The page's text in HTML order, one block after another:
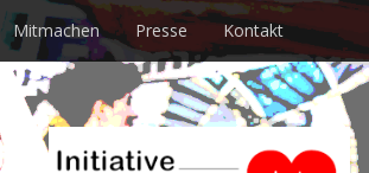
Mitmachen Presse Kontakt